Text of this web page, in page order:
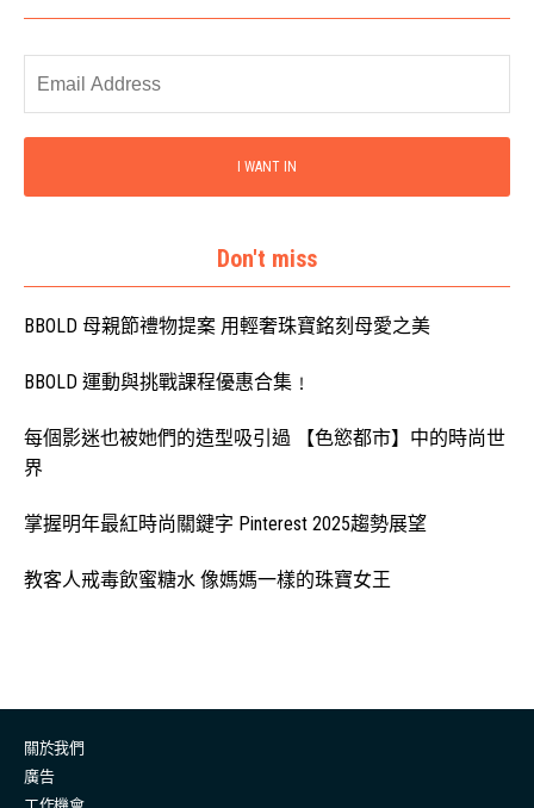
I WANT IN
Don't miss
BBOLD 母親節禮物提案 用輕奢珠寶銘刻母愛之美
BBOLD 運動與挑戰課程優惠合集﹗
每個影迷也被她們的造型吸引過 【色慾都市】中的時尚世
界
掌握明年最紅時尚關鍵字 Pinterest 2025趨勢展望
教客人戒毒飲蜜糖水 像媽媽一樣的珠寶女王
關於我們
廣告